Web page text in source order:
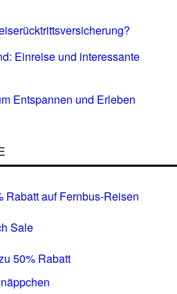
Einreise und interessante
Entspannen und Erleben
Rabatt auf Fernbus-Reisen
Sale
50% Rabatt